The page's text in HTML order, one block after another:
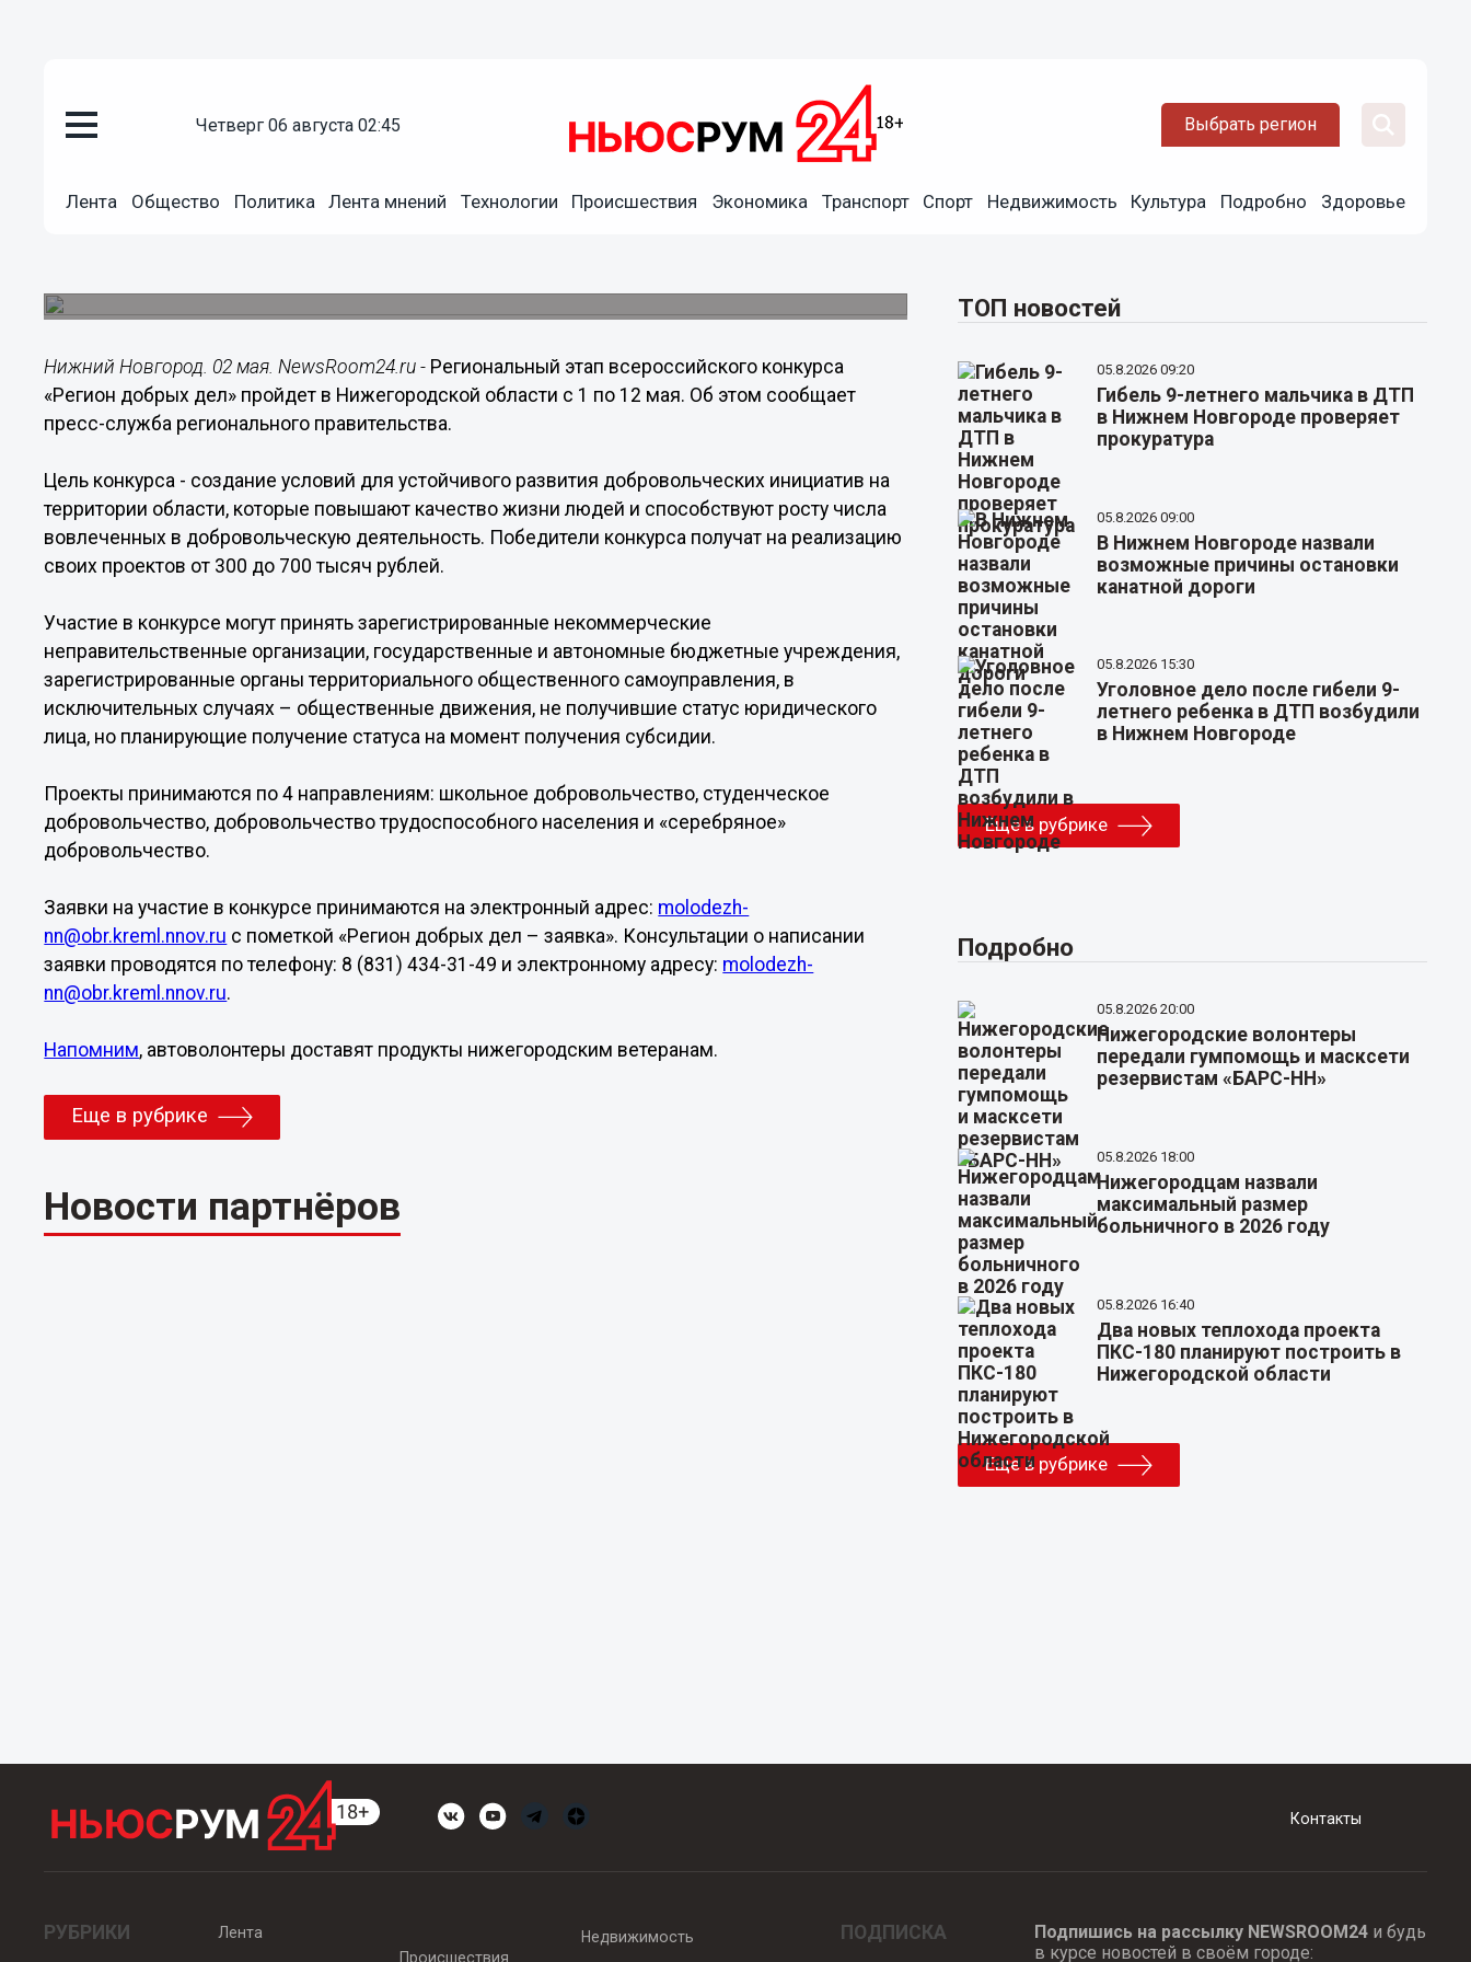
четверг 06 августа 02:45 Выбрать регион
Лента Общество Политика Лента мнений Технологии Происшествия Экономика Транспорт Спорт Недвижимость Культура Подробно Здоровье
Этап конкурса «Регион добрых дел» стартовал в
Нижний Новгород. 02 мая. NewsRoom24.ru - Региональный этап всероссийского конкурса
«Регион добрых дел» пройдет в Нижегородской области с 1 по 12 мая. Об этом сообщает
пресс-служба регионального правительства.
Цель конкурса - создание условий для устойчивого развития добровольческих инициатив на
территории области, которые повышают качество жизни людей и способствуют росту числа
вовлеченных в добровольческую деятельность. Победители конкурса получат на реализацию
своих проектов от 300 до 700 тысяч рублей.
Участие в конкурсе могут принять зарегистрированные некоммерческие
неправительственные организации, государственные и автономные бюджетные учреждения,
зарегистрированные органы территориального общественного самоуправления, в
исключительных случаях – общественные движения, не получившие статус юридического
лица, но планирующие получение статуса на момент получения субсидии.
Проекты принимаются по 4 направлениям: школьное добровольчество, студенческое
добровольчество, добровольчество трудоспособного населения и «серебряное»
добровольчество.
Заявки на участие в конкурсе принимаются на электронный адрес: molodezh-
nn@obr.kreml.nnov.ru с пометкой «Регион добрых дел – заявка». Консультации о написании
заявки проводятся по телефону: 8 (831) 434-31-49 и электронному адресу: molodezh-
nn@obr.kreml.nnov.ru.
Напомним, автоволонтеры доставят продукты нижегородским ветеранам.
Еще в рубрике
Новости партнёров
ТОП новостей
05.8.2026 09:20
Гибель 9-летнего мальчика в ДТП
в Нижнем Новгороде проверяет
прокуратура
05.8.2026 09:00
В Нижнем Новгороде назвали
возможные причины остановки
канатной дороги
05.8.2026 15:30
Уголовное дело после гибели 9-
летнего ребенка в ДТП возбудили
в Нижнем Новгороде
Еще в рубрике
Подробно
05.8.2026 20:00
Нижегородские волонтеры
передали гумпомощь и масксети
резервистам «БАРС-НН»
05.8.2026 18:00
Нижегородцам назвали
максимальный размер
больничного в 2026 году
05.8.2026 16:40
Два новых теплохода проекта
ПКС-180 планируют построить в
Нижегородской области
Еще в рубрике
Контакты
РУБРИКИ
Лента
Происшествия
Недвижимость ПОДПИСКА Подпишись на рассылку NEWSROOM24и будь
в курсе новостей в своём городе: